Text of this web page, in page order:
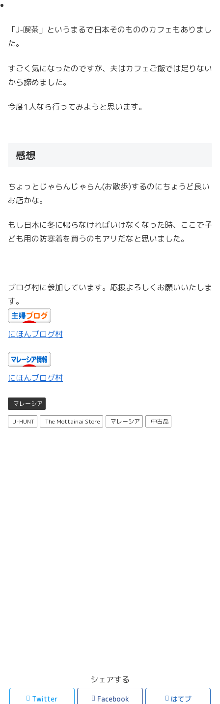
「J-喫茶」というまるで日本そのもののカフェもありまし
た。
すごく気になったのですが、夫はカフェご飯では足りない
から諦めました。
今度1人なら行ってみようと思います。
感想
ちょっとじゃらんじゃらん(お散歩)するのにちょうど良い
お店かな。
もし日本に冬に帰らなければいけなくなった時、ここで子
ども用の防寒着を買うのもアリだなと思いました。
ブログ村に参加しています。応援よろしくお願いいたしま
す。
にほんブログ村
にほんブログ村
マレーシア
J-HUNT The Mottainai Store マレーシア 中古品
シェアする
Twitter Facebook はてブ